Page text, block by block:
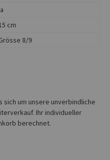
cm
8/9
um unsere unverbindliche
Ihr individueller
berechnet.